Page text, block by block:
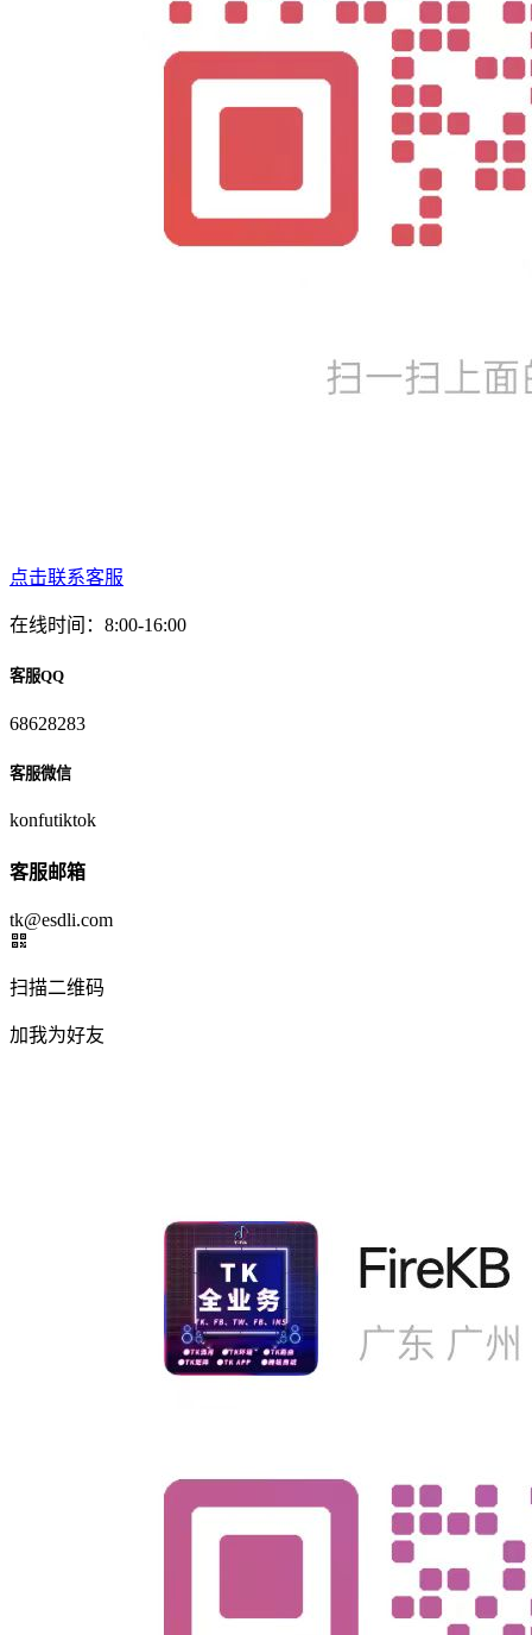
点击联系客服
在线时间：8:00-16:00
客服QQ
68628283
客服微信
konfutiktok
客服邮箱
tk@esdli.com
扫描二维码
加我为好友